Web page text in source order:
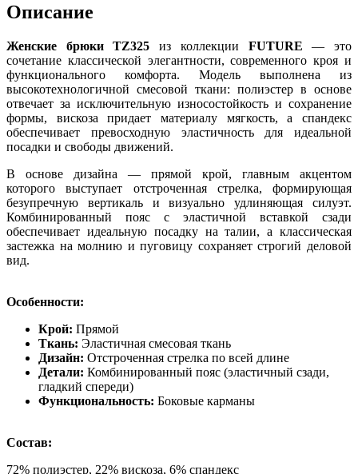
Описание
Женские брюки TZ325 из коллекции FUTURE — это
сочетание классической элегантности, современного кроя и
функционального комфорта. Модель выполнена из
высокотехнологичной смесовой ткани: полиэстер в основе
отвечает за исключительную износостойкость и сохранение
формы, вискоза придает материалу мягкость, а спандекс
обеспечивает превосходную эластичность для идеальной
посадки и свободы движений.
В основе дизайна — прямой крой, главным акцентом
которого выступает отстроченная стрелка, формирующая
безупречную вертикаль и визуально удлиняющая силуэт.
Комбинированный пояс с эластичной вставкой сзади
обеспечивает идеальную посадку на талии, а классическая
застежка на молнию и пуговицу сохраняет строгий деловой
вид.
Особенности:
Крой: Прямой
Ткань: Эластичная смесовая ткань
Дизайн: Отстроченная стрелка по всей длине
Детали: Комбинированный пояс (эластичный сзади,
гладкий спереди)
Функциональность: Боковые карманы
Состав:
72% полиэстер, 22% вискоза, 6% спандекс